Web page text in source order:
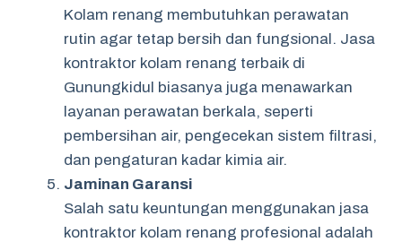
Kolam renang membutuhkan perawatan
rutin agar tetap bersih dan fungsional. Jasa
kontraktor kolam renang terbaik di
Gunungkidul biasanya juga menawarkan
layanan perawatan berkala, seperti
pembersihan air, pengecekan sistem filtrasi,
dan pengaturan kadar kimia air.
Jaminan Garansi
Salah satu keuntungan menggunakan jasa
kontraktor kolam renang profesional adalah